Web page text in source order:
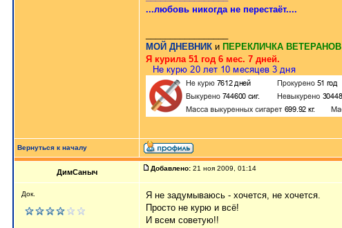
...любовь никогда не перестаёт....
МОЙ ДНЕВНИК и ПЕРЕКЛИЧКА ВЕТЕРАНОВ
Я курила 51 год 6 мес. 7 дней.
Вернуться к началу
ДимСаныч Добавлено: 21 ноя 2009, 01:14
Док.
Я не задумываюсь - хочется, не хочется.
Просто не курю и всё!
И всем советую!!